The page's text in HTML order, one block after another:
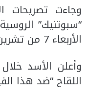
وجاءت تصريحات
“سبوتنيك”
الأربعاء 7 من تشرين الأول.
وأعلن الأسد
اللقاح “ضد هذا